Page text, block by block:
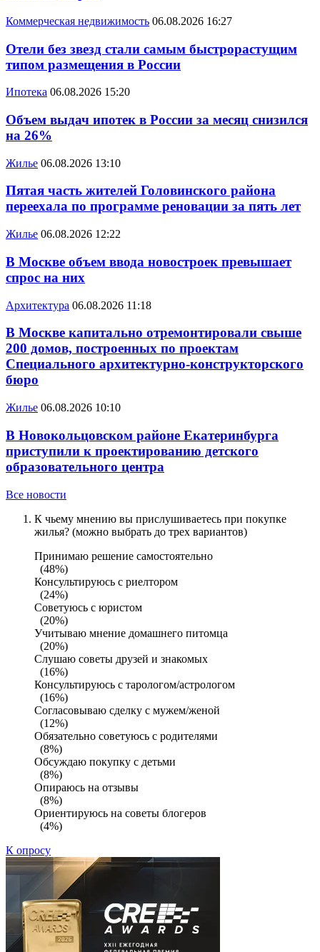
Коммерческая недвижимость 06.08.2026 16:27
Отели без звезд стали самым быстрорастущим
типом размещения в России
Ипотека 06.08.2026 15:20
Объем выдач ипотек в России за месяц снизился
на 26%
Жилье 06.08.2026 13:10
Пятая часть жителей Головинского района
переехала по программе реновации за пять лет
Жилье 06.08.2026 12:22
В Москве объем ввода новостроек превышает
спрос на них
Архитектура 06.08.2026 11:18
В Москве капитально отремонтировали свыше
200 домов, построенных по проектам
Специального архитектурно-конструкторского
бюро
Жилье 06.08.2026 10:10
В Новокольцовском районе Екатеринбурга
приступили к проектированию детского
образовательного центра
Все новости
К чьему мнению вы прислушиваетесь при покупке
жилья? (можно выбрать до трех вариантов)
Принимаю решение самостоятельно
(48%)
Консультируюсь с риелтором
(24%)
Советуюсь с юристом
(20%)
Учитываю мнение домашнего питомца
(20%)
Слушаю советы друзей и знакомых
(16%)
Консультируюсь с тарологом/астрологом
(16%)
Согласовываю сделку с мужем/женой
(12%)
Обязательно советуюсь с родителями
(8%)
Обсуждаю покупку с детьми
(8%)
Опираюсь на отзывы
(8%)
Ориентируюсь на советы блогеров
(4%)
К опросу